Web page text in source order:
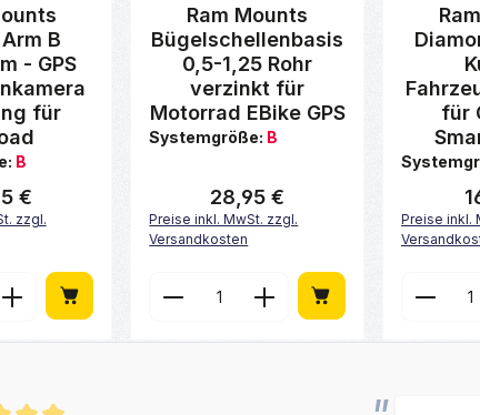
Wert ein oder benutze
Bewertung von 5 von 5 Sternen
B
- GPS
für
B
Preis:
€
zzgl.
Anzahl: Gib den gewünschten Wert
Durchschnittliche Bewertung von 0 von 5
Ram Mounts
Bügelschellenbasis
0,5-1,25 Rohr
verzinkt für
Motorrad EBike GPS
Systemgröße: B
Regulärer Preis:
28,95 €
Preise inkl. MwSt. zzgl.
Versandkosten
Produkt Anzahl: Gib
für
Preise inkl.